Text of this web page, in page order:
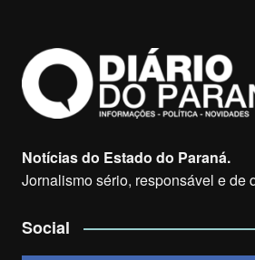
Notícias do Estado do Paraná.
Jornalismo sério, responsável e de
Social